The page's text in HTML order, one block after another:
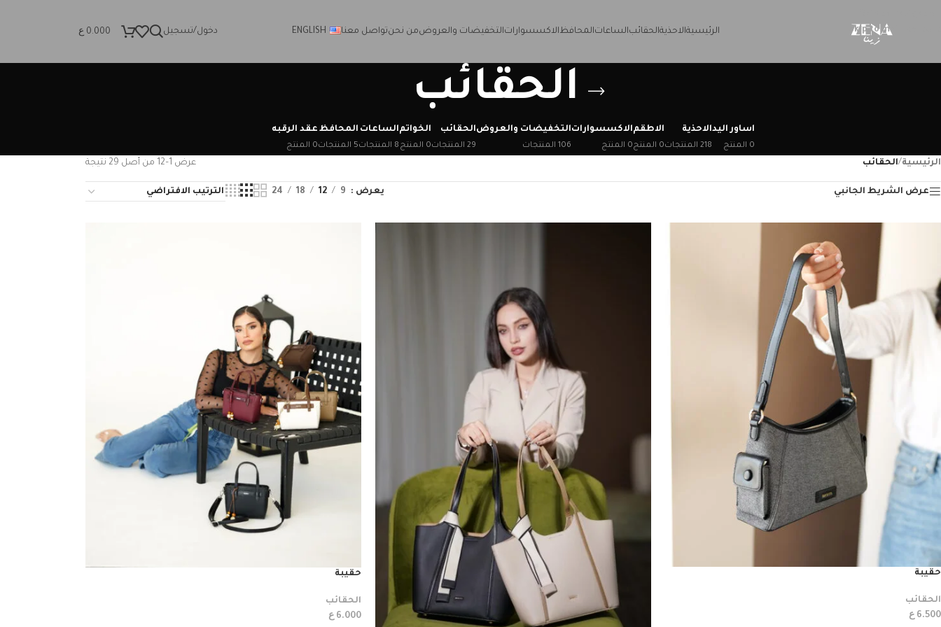
Skip to main content
الرئيسيةالاحذيةالحقائبالساعاتالمحافظالاكسسواراتالتخفيضات والعروضمن نحنتواصل معنا ENGLISH دخول/تسجيل 0.000 ع
الحقائب
اساور اليد
0 المنتج
الاحذية
218 المنتجات
الاطقم
0 المنتج
الاكسسوارات
0 المنتج
التخفيضات والعروض
106 المنتجات
الحقائب
29 المنتجات
الخواتم
0 المنتج
الساعات
8 المنتجات
المحافظ
5 المنتجات
عقد الرقبه
0 المنتج
الرئيسية/الحقائب عرض 1–12 من أصل 29 نتيجة
عرض الشريط الجانبي يعرض 9
12
18
24
حقيبة
الحقائب
6.500 ع
حقيبة
الحقائب
6.000 ع